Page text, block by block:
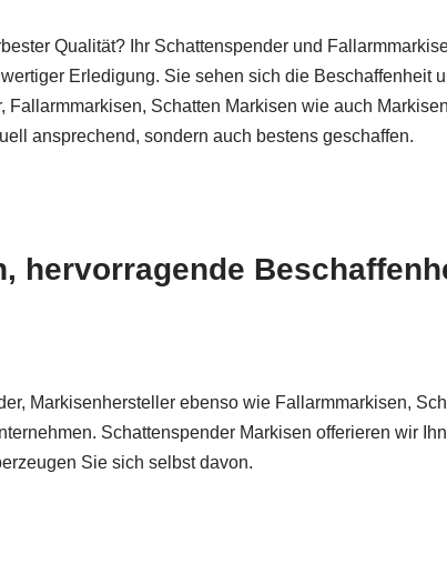
Qualität? Ihr Schattenspender und
Erledigung. Sie sehen sich die Beschaffenheit
Fallarmmarkisen, Schatten Markisen wie auch
ansprechend, sondern auch bestens geschaffen.
hervorragende
Markisenhersteller ebenso wie Fallarmmarkisen,
Schattenspender Markisen offerieren wir
Sie sich selbst davon.